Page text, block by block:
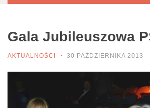
Gala Jubileuszowa
AKTUALNOŚCI 30 PAŹDZIERNIKA 2013